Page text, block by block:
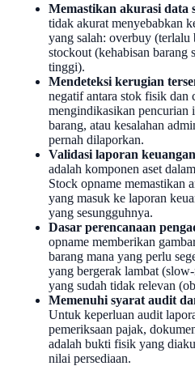
Memastikan akurasi data
tidak akurat menyebabkan
yang salah: overbuy (terlalu
stockout (kehabisan barang
tinggi).
Mendeteksi kerugian
negatif antara stok fisik dan
mengindikasikan pencurian
barang, atau kesalahan
pernah dilaporkan.
Validasi laporan keuangan
adalah komponen aset
Stock opname memastikan
yang masuk ke laporan
yang sesungguhnya.
Dasar perencanaan
opname memberikan
barang mana yang perlu
yang bergerak lambat
yang sudah tidak relevan
Memenuhi syarat audit
Untuk keperluan audit
pemeriksaan pajak,
adalah bukti fisik yang
nilai persediaan.